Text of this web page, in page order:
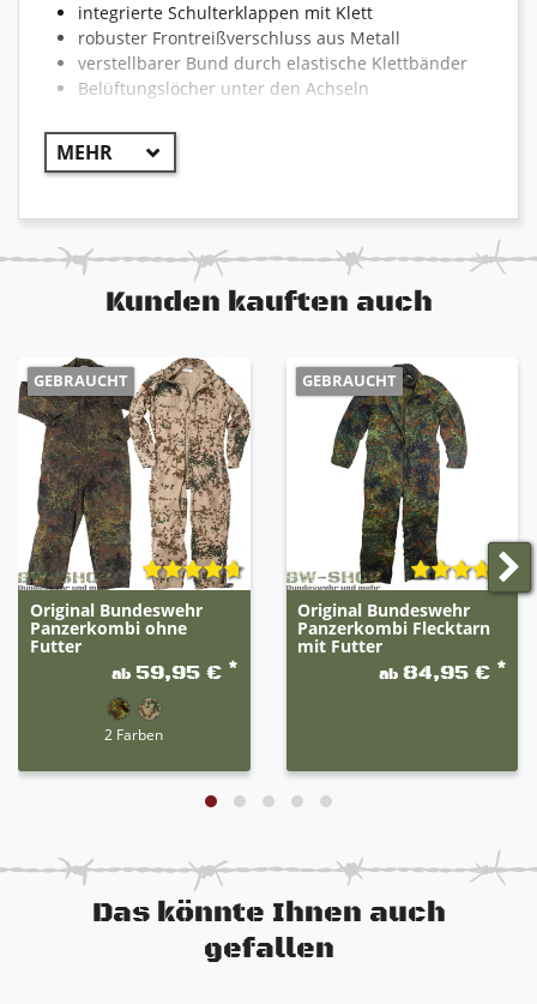
integrierte Schulterklappen mit Klett
robuster Frontreißverschluss aus Metall
verstellbarer Bund durch elastische Klettbänder
Belüftungslöcher unter den Achseln
Kunden kauften auch
GEBRAUCHT
Original Bundeswehr
Panzerkombi ohne
Futter
ab 59,95 € *
2 Farben
GEBRAUCHT
Original Bundeswehr
Panzerkombi Flecktarn
mit Futter
ab 84,95 € *
Das könnte Ihnen auch
gefallen